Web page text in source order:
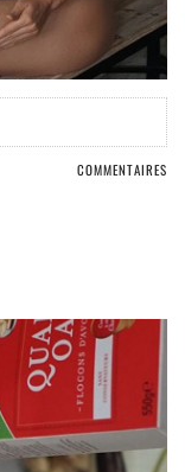
COMMENTAIRES